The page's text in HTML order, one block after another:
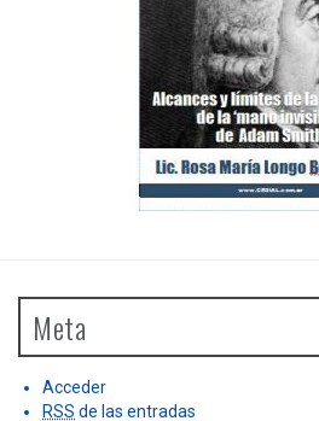
Meta
Acceder
RSS de las entradas